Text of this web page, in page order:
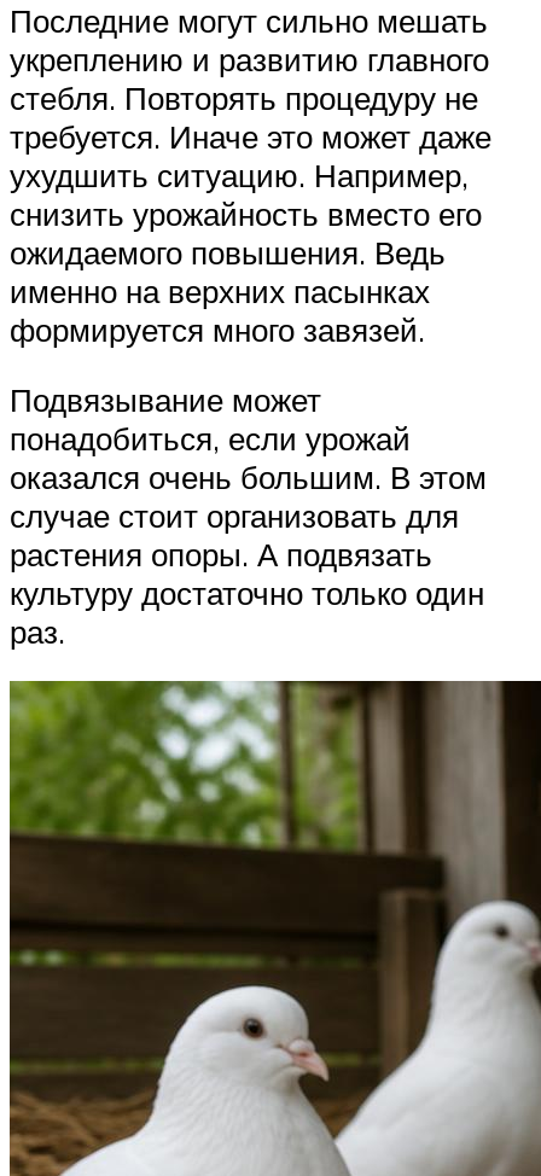
Последние могут сильно мешать
укреплению и развитию главного
стебля. Повторять процедуру не
требуется. Иначе это может даже
ухудшить ситуацию. Например,
снизить урожайность вместо его
ожидаемого повышения. Ведь
именно на верхних пасынках
формируется много завязей.
Подвязывание может
понадобиться, если урожай
оказался очень большим. В этом
случае стоит организовать для
растения опоры. А подвязать
культуру достаточно только один
раз.